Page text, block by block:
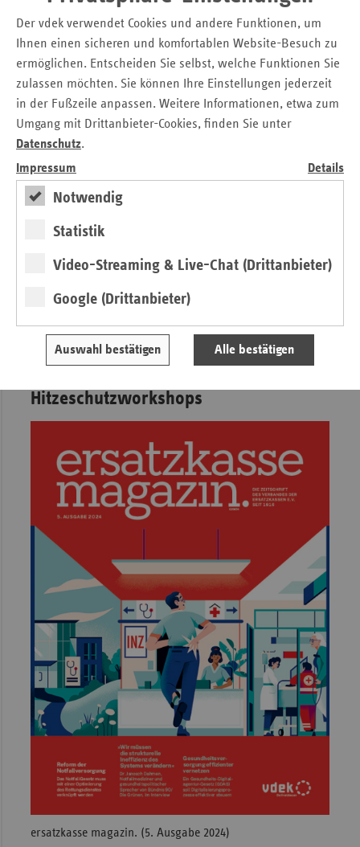
Der vdek verwendet Cookies und andere Funktionen, um
Ihnen einen sicheren und komfortablen Website-Besuch zu
ermöglichen. Entscheiden Sie selbst, welche Funktionen Sie
zulassen möchten. Sie können Ihre Einstellungen jederzeit
in der Fußzeile anpassen. Weitere Informationen, etwa zum
Umgang mit Drittanbieter-Cookies, finden Sie unter
Datenschutz.
Impressum
Details
Notwendig
Statistik
Video-Streaming & Live-Chat (Drittanbieter)
Google (Drittanbieter)
Auswahl bestätigen Alle bestätigen
den vdek-Pflegeberaterinnen und -
beratern
In der 5. Ausgabe des ersatzkasse
magazin. 2024 finden Sie auf Seite 20
einen Bericht zu den
Hitzeschutzworkshops
ersatzkasse magazin. (5. Ausgabe 2024)